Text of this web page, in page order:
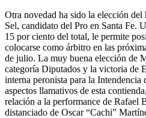
Otra novedad ha sido la elección
Sel, candidato del Pro en Santa Fe.
15 por ciento del total, le permite
colocarse como árbitro en las
de julio. La muy buena elección de
categoría Diputados y la victoria de
interna peronista para la Intendencia
aspectos llamativos de esta
relación a la performance de Rafael
distanciado de Oscar “Cachi”